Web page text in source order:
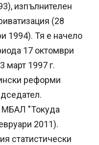
изпълнителен
(28
1994). Тя е начело
17 октомври
март 1997 г.
реформи
МБАЛ "Токуда
2011).
статистически